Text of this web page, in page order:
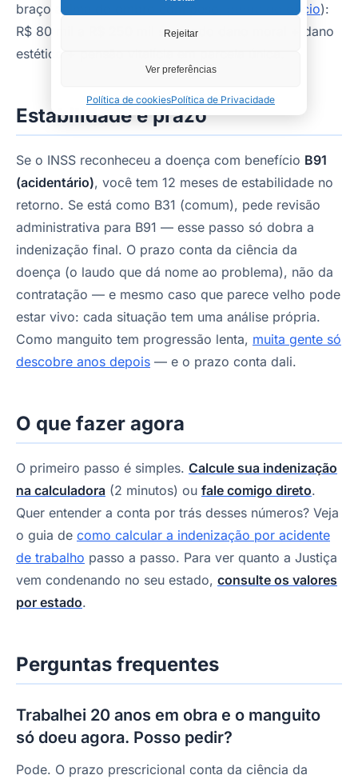
Rejeitar
Ver preferências
Política de cookiesPolítica de Privacidade
braço acima do ombro com peso, perda do ofício):
R$ 80 mil a R$ 250 mil somando dano moral + dano
estético + pensão vitalícia em parcela única.
Estabilidade e prazo
Se o INSS reconheceu a doença com benefício B91
(acidentário), você tem 12 meses de estabilidade no
retorno. Se está como B31 (comum), pede revisão
administrativa para B91 — esse passo só dobra a
indenização final. O prazo conta da ciência da
doença (o laudo que dá nome ao problema), não da
contratação — e mesmo caso que parece velho pode
estar vivo: cada situação tem uma análise própria.
Como manguito tem progressão lenta, muita gente só
descobre anos depois — e o prazo conta dali.
O que fazer agora
O primeiro passo é simples. Calcule sua indenização
na calculadora (2 minutos) ou fale comigo direto.
Quer entender a conta por trás desses números? Veja
o guia de como calcular a indenização por acidente
de trabalho passo a passo. Para ver quanto a Justiça
vem condenando no seu estado, consulte os valores
por estado.
Perguntas frequentes
Trabalhei 20 anos em obra e o manguito
só doeu agora. Posso pedir?
Pode. O prazo prescricional conta da ciência da